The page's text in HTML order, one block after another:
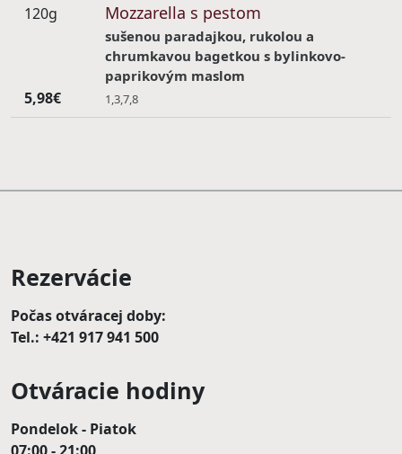
120g
5,98€
Mozzarella s pestom
sušenou paradajkou, rukolou a
chrumkavou bagetkou s bylinkovo-
paprikovým maslom
1,3,7,8
Rezervácie
Počas otváracej doby:
Tel.: +421 917 941 500
Otváracie hodiny
Pondelok - Piatok
07:00 - 21:00